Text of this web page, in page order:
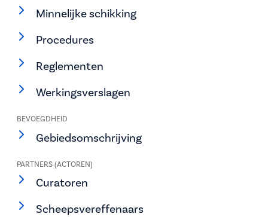
Minnelijke schikking
Procedures
Reglementen
Werkingsverslagen
BEVOEGDHEID
Gebiedsomschrijving
PARTNERS (ACTOREN)
Curatoren
Scheepsvereffenaars